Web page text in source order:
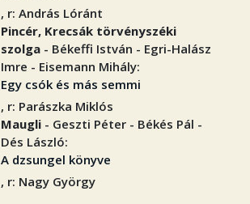
, r: András Lóránt
Pincér, Krecsák törvényszéki
szolga - Békeffi István - Egri-Halász
Imre - Eisemann Mihály:
Egy csók és más semmi
, r: Parászka Miklós
Maugli - Geszti Péter - Békés Pál -
Dés László:
A dzsungel könyve
, r: Nagy György